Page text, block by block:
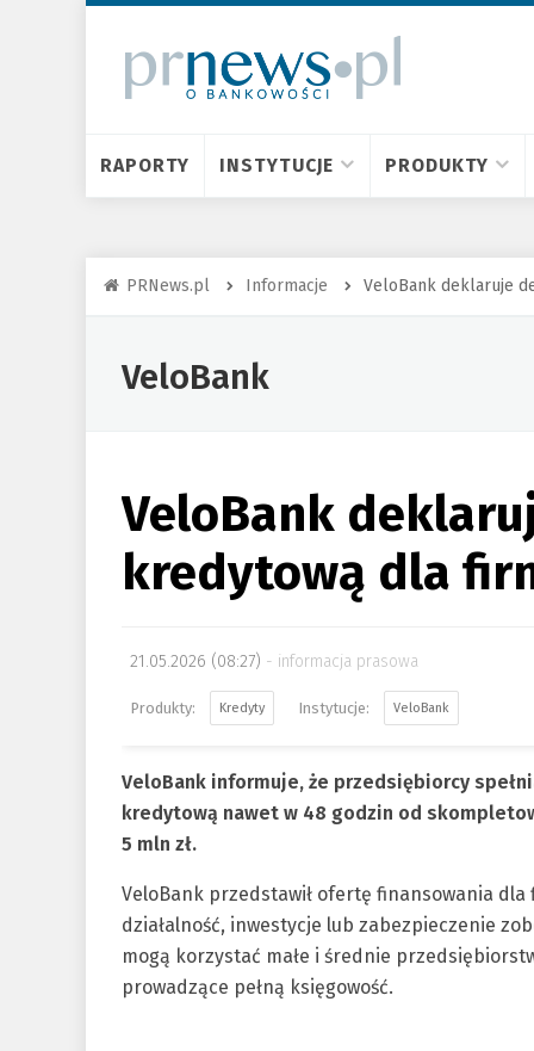
RAPORTY INSTYTUCJE PRODUKTY
PRNews.pl Informacje VeloBank deklaruje
VeloBank
VeloBank
kredytową dla
21.05.2026 (08:27) informacja prasowa
Kredyty VeloBank
VeloBank informuje, że przedsiębiorcy
kredytową nawet w 48 godzin od
5 mln zł.
VeloBank przedstawił ofertę finansowania
działalność, inwestycje lub zabezpieczenie
mogą korzystać małe i średnie
prowadzące pełną księgowość.